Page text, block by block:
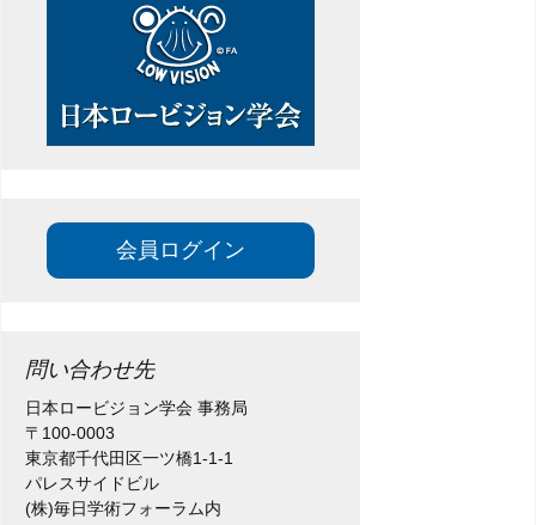
会員ログイン
問い合わせ先
日本ロービジョン学会 事務局
〒100-0003
東京都千代田区一ツ橋1-1-1
パレスサイドビル
(株)毎日学術フォーラム内